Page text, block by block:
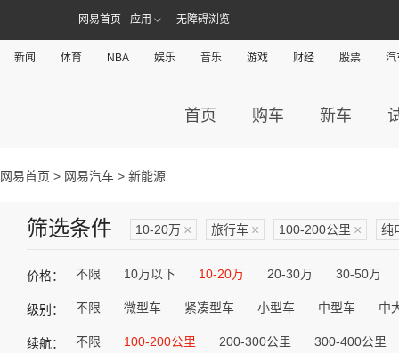
网易首页 应用 无障碍浏览
新闻 体育 NBA 娱乐 音乐 游戏 财经 股票 汽
首页 购车 新车
网易首页 > 网易汽车 > 新能源
筛选条件 10-20万 × 旅行车 × 100-200公里 × 纯
价格： 不限 10万以下 10-20万 20-30万 30-50万
级别： 不限 微型车 紧凑型车 小型车 中型车 中
续航： 不限 100-200公里 200-300公里 300-400公里